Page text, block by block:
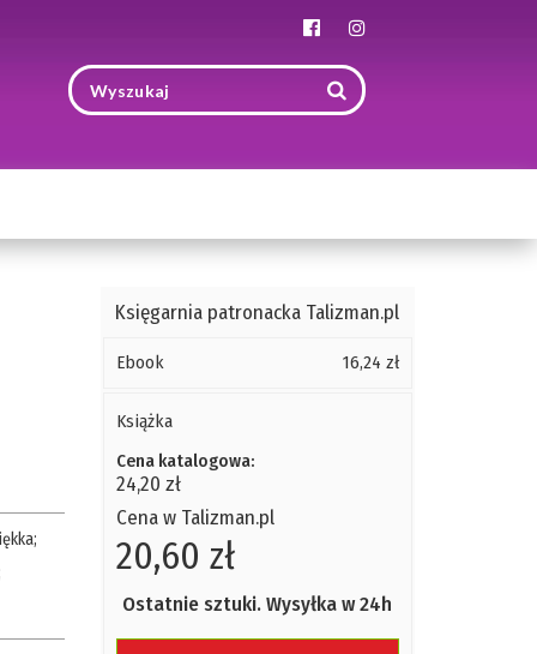
;
Księgarnia patronacka Talizman.pl
Ebook 16,24 zł
Książka
Cena katalogowa:
24,20 zł
Cena w Talizman.pl
20,60 zł
Ostatnie sztuki. Wysyłka w 24h